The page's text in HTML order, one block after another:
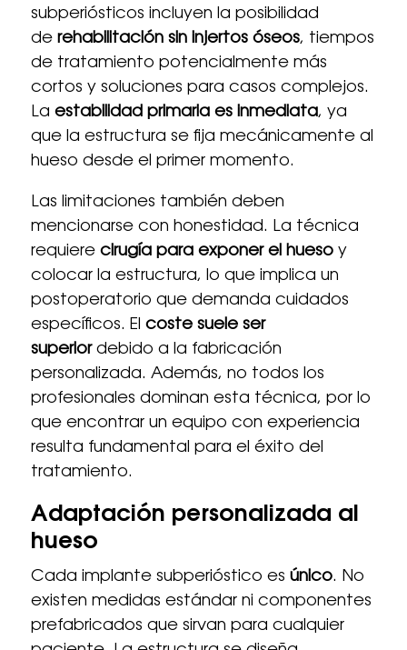
subperiósticos incluyen la posibilidad
de rehabilitación sin injertos óseos, tiempos
de tratamiento potencialmente más
cortos y soluciones para casos complejos.
La estabilidad primaria es inmediata, ya
que la estructura se fija mecánicamente al
hueso desde el primer momento.
Las limitaciones también deben
mencionarse con honestidad. La técnica
requiere cirugía para exponer el huesoy
colocar la estructura, lo que implica un
postoperatorio que demanda cuidados
específicos. El coste suele ser
superiordebido a la fabricación
personalizada. Además, no todos los
profesionales dominan esta técnica, por lo
que encontrar un equipo con experiencia
resulta fundamental para el éxito del
tratamiento.
Adaptación personalizada al
hueso
Cada implante subperióstico es único. No
existen medidas estándar ni componentes
prefabricados que sirvan para cualquier